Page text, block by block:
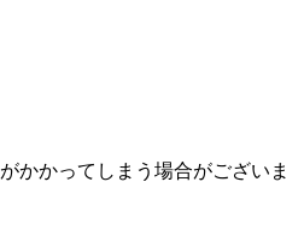
かかってしまう場合がございま